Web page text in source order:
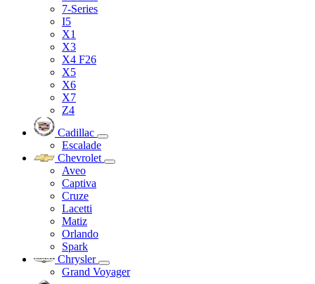
7-Series
I5
X1
X3
X4 F26
X5
X6
X7
Z4
Cadillac
Escalade
Chevrolet
Aveo
Captiva
Cruze
Lacetti
Matiz
Orlando
Spark
Chrysler
Grand Voyager